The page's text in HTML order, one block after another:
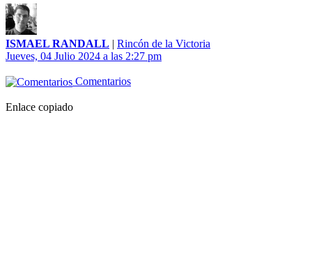
ISMAEL RANDALL | Rincón de la Victoria
Jueves, 04 Julio 2024 a las 2:27 pm
Comentarios
Enlace copiado